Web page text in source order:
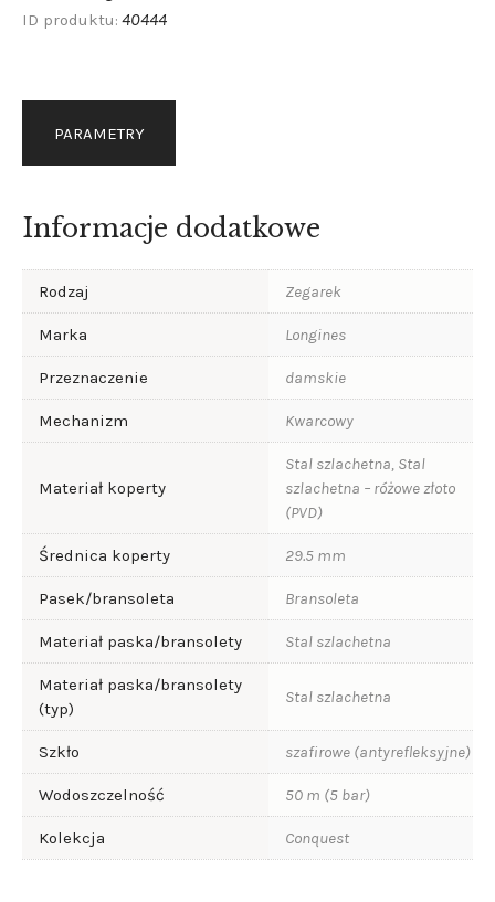
ID produktu: 40444
PARAMETRY
Informacje dodatkowe
Rodzaj Zegarek
Marka Longines
Przeznaczenie damskie
Mechanizm Kwarcowy
Materiał koperty
Stal szlachetna, Stal
szlachetna – różowe złoto
(PVD)
Średnica koperty 29.5 mm
Pasek/bransoleta Bransoleta
Materiał paska/bransolety Stal szlachetna
Materiał paska/bransolety
(typ)
Stal szlachetna
Szkło szafirowe (antyrefleksyjne)
Wodoszczelność 50 m (5 bar)
Kolekcja Conquest